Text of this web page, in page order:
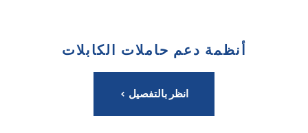
أنظمة دعم حاملات الكابلات
انظر بالتفصيل >